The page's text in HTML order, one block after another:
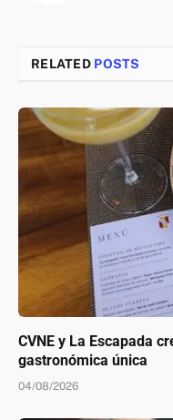
RELATED POSTS
CVNE y La Escapada
gastronómica única
04/08/2026